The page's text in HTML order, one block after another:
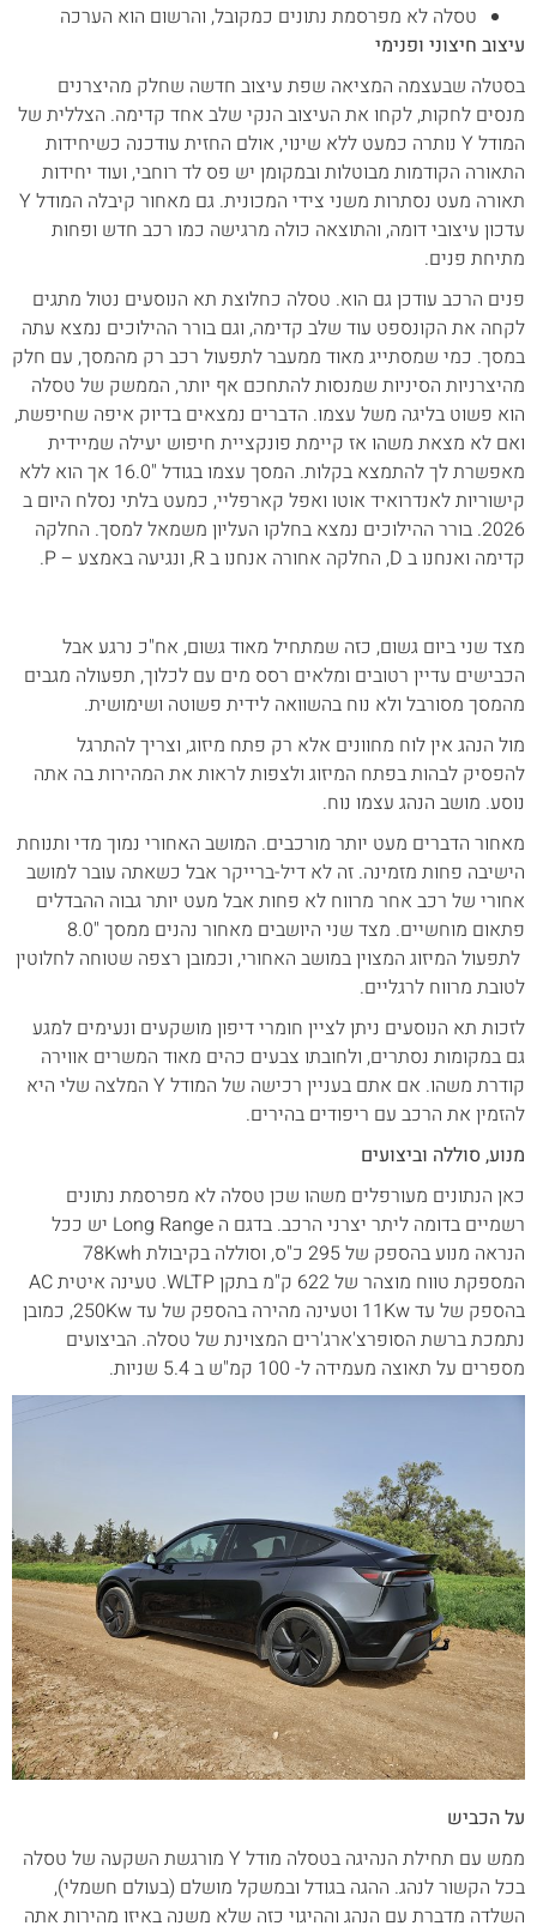
טסלה לא מפרסמת נתונים כמקובל, והרשום הוא הערכה
עיצוב חיצוני ופנימי
בסטלה שבעצמה המציאה שפת עיצוב חדשה שחלק מהיצרנים
מנסים לחקות, לקחו את העיצוב הנקי שלב אחד קדימה. הצללית של
המודל Y נותרה כמעט ללא שינוי, אולם החזית עודכנה כשיחידות
התאורה הקודמות מבוטלות ובמקומן יש פס לד רוחבי, ועוד יחידות
תאורה מעט נסתרות משני צידי המכונית. גם מאחור קיבלה המודל Y
עדכון עיצובי דומה, והתוצאה כולה מרגישה כמו רכב חדש ופחות
מתיחת פנים.
פנים הרכב עודכן גם הוא. טסלה כחלוצת תא הנוסעים נטול מתגים
לקחה את הקונספט עוד שלב קדימה, וגם בורר ההילוכים נמצא עתה
במסך. כמי שמסתייג מאוד ממעבר לתפעול רכב רק מהמסך, עם חלק
מהיצרניות הסיניות שמנסות להתחכם אף יותר, הממשק של טסלה
הוא פשוט בליגה משל עצמו. הדברים נמצאים בדיוק איפה שחיפשת,
ואם לא מצאת משהו אז קיימת פונקציית חיפוש יעילה שמיידית
מאפשרת לך להתמצא בקלות. המסך עצמו בגודל "16.0 אך הוא ללא
קישוריות לאנדרואיד אוטו ואפל קארפליי, כמעט בלתי נסלח היום ב
2026. בורר ההילוכים נמצא בחלקו העליון משמאל למסך. החלקה
קדימה ואנחנו ב D, החלקה אחורה אנחנו ב R, ונגיעה באמצע – P.
מצד שני ביום גשום, כזה שמתחיל מאוד גשום, אח"כ נרגע אבל
הכבישים עדיין רטובים ומלאים רסס מים עם לכלוך, תפעולה מגבים
מהמסך מסורבל ולא נוח בהשוואה לידית פשוטה ושימושית.
מול הנהג אין לוח מחוונים אלא רק פתח מיזוג, וצריך להתרגל
להפסיק לבהות בפתח המיזוג ולצפות לראות את המהירות בה אתה
נוסע. מושב הנהג עצמו נוח.
מאחור הדברים מעט יותר מורכבים. המושב האחורי נמוך מדי ותנוחת
הישיבה פחות מזמינה. זה לא דיל-ברייקר אבל כשאתה עובר למושב
אחורי של רכב אחר מרווח לא פחות אבל מעט יותר גבוה ההבדלים
פתאום מוחשיים. מצד שני היושבים מאחור נהנים ממסך "8.0
לתפעול המיזוג המצוין במושב האחורי, וכמובן רצפה שטוחה לחלוטין
לטובת מרווח לרגליים.
לזכות תא הנוסעים ניתן לציין חומרי דיפון מושקעים ונעימים למגע
גם במקומות נסתרים, ולחובתו צבעים כהים מאוד המשרים אווירה
קודרת משהו. אם אתם בעניין רכישה של המודל Y המלצה שלי היא
להזמין את הרכב עם ריפודים בהירים.
מנוע, סוללה וביצועים
כאן הנתונים מעורפלים משהו שכן טסלה לא מפרסמת נתונים
רשמיים בדומה ליתר יצרני הרכב. בדגם ה Long Range יש ככל
הנראה מנוע בהספק של 295 כ"ס, וסוללה בקיבולת 78Kwh
המספקת טווח מוצהר של 622 ק"מ בתקן WLTP. טעינה איטית AC
בהספק של עד 11Kw וטעינה מהירה בהספק של עד 250Kw, כמובן
נתמכת ברשת הסופרצ'ארג'רים המצוינת של טסלה. הביצועים
מספרים על תאוצה מעמידה ל- 100 קמ"ש ב 5.4 שניות.
על הכביש
ממש עם תחילת הנהיגה בטסלה מודל Y מורגשת השקעה של טסלה
בכל הקשור לנהג. ההגה בגודל ובמשקל מושלם (בעולם חשמלי),
השלדה מדברת עם הנהג וההיגוי כזה שלא משנה באיזו מהירות אתה